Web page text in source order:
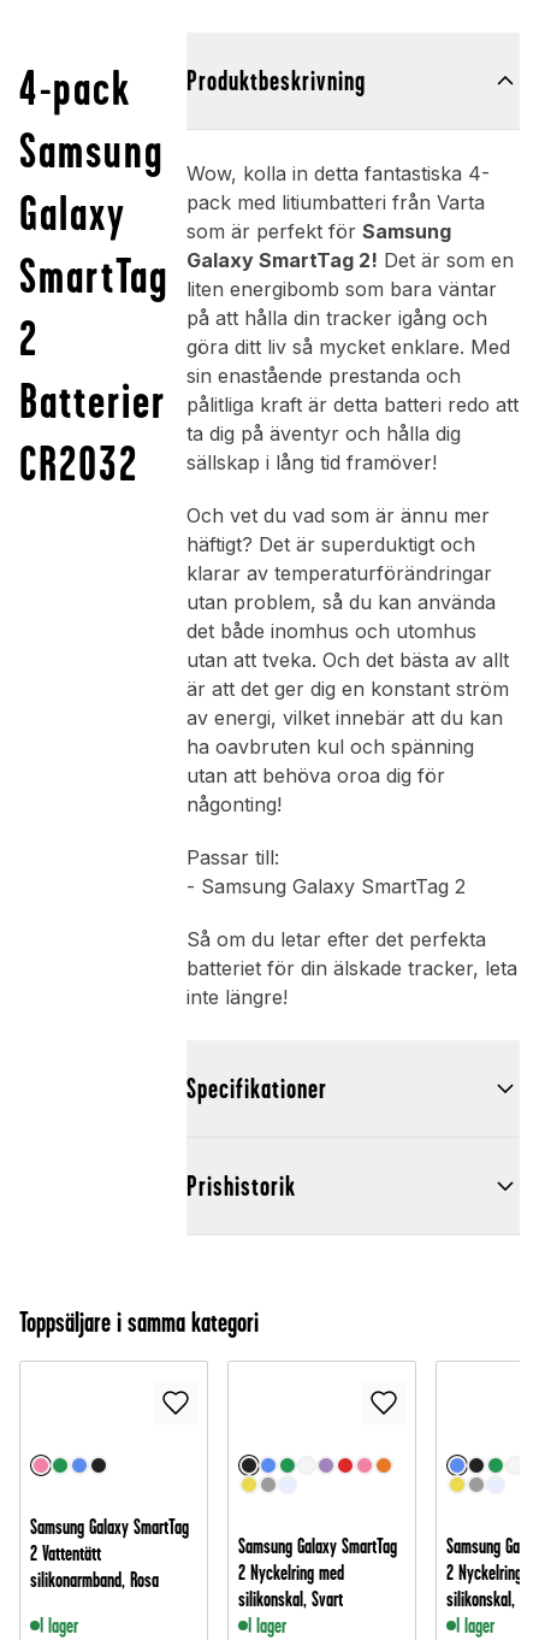
4-pack
Samsung
Galaxy
SmartTag
2
Batterier
CR2032
Produktbeskrivning
Wow, kolla in detta fantastiska 4-
pack med litiumbatteri från Varta
som är perfekt för Samsung
Galaxy SmartTag 2! Det är som en
liten energibomb som bara väntar
på att hålla din tracker igång och
göra ditt liv så mycket enklare. Med
sin enastående prestanda och
pålitliga kraft är detta batteri redo att
ta dig på äventyr och hålla dig
sällskap i lång tid framöver!
Och vet du vad som är ännu mer
häftigt? Det är superduktigt och
klarar av temperaturförändringar
utan problem, så du kan använda
det både inomhus och utomhus
utan att tveka. Och det bästa av allt
är att det ger dig en konstant ström
av energi, vilket innebär att du kan
ha oavbruten kul och spänning
utan att behöva oroa dig för
någonting!
Passar till:
- Samsung Galaxy SmartTag 2
Så om du letar efter det perfekta
batteriet för din älskade tracker, leta
inte längre!
Specifikationer
Prishistorik
Toppsäljare i samma kategori
Samsung Galaxy SmartTag
2 Vattentätt
silikonarmband, Rosa
I lager
Samsung Galaxy SmartTag
2 Nyckelring med
silikonskal, Svart
I lager
Samsung
2 Nyckelring
silikonskal, Blå
I lager